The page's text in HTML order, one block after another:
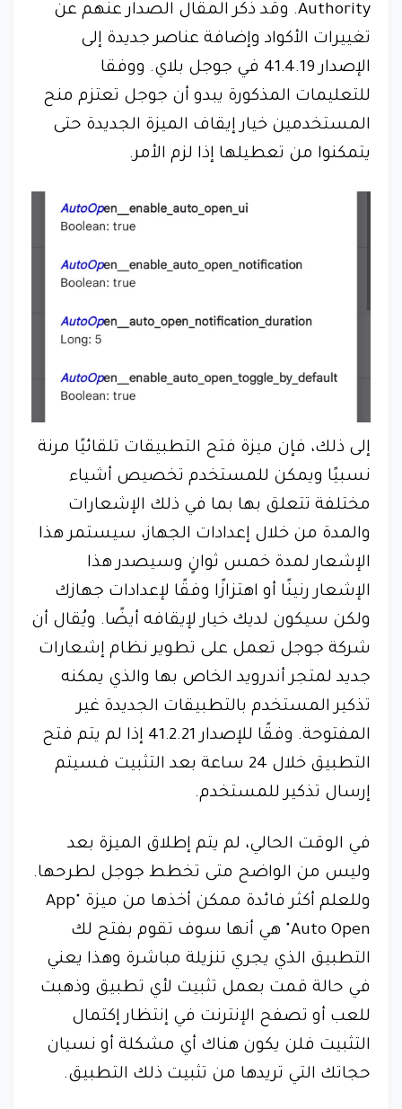
Authority. وقد ذكر المقال الصدار عنهم عن
تغييرات الأكواد وإضافة عناصر جديدة إلى
الإصدار 41.4.19 في جوجل بلاي. ووفقا
للتعليمات المذكورة يبدو أن جوجل تعتزم منح
المستخدمين خيار إيقاف الميزة الجديدة حتى
يتمكنوا من تعطيلها إذا لزم الأمر.
إلى ذلك، فإن ميزة فتح التطبيقات تلقائيًا مرنة
نسبيًا ويمكن للمستخدم تخصيص أشياء
مختلفة تتعلق بها بما في ذلك الإشعارات
والمدة من خلال إعدادات الجهاز، سيستمر هذا
الإشعار لمدة خمس ثوانٍ وسيصدر هذا
الإشعار رنينًا أو اهتزازًا وفقًا لإعدادات جهازك
ولكن سيكون لديك خيار لإيقافه أيضًا. ويُقال أن
شركة جوجل تعمل على تطوير نظام إشعارات
جديد لمتجر أندرويد الخاص بها والذي يمكنه
تذكير المستخدم بالتطبيقات الجديدة غير
المفتوحة. وفقًا للإصدار 41.2.21 إذا لم يتم فتح
التطبيق خلال 24 ساعة بعد التثبيت فسيتم
إرسال تذكير للمستخدم.
في الوقت الحالي، لم يتم إطلاق الميزة بعد
وليس من الواضح متى تخطط جوجل لطرحها.
وللعلم أكثر فائدة ممكن أخذها من ميزة "App
Auto Open" هي أنها سوف تقوم بفتح لك
التطبيق الذي يجري تنزيلة مباشرة وهذا يعني
في حالة قمت بعمل تثبيت لأي تطبيق وذهبت
للعب أو تصفح الإنترنت في إنتظار إكتمال
التثبيت فلن يكون هناك أي مشكلة أو نسيان
حجاتك التي تريدها من تثبيت ذلك التطبيق.